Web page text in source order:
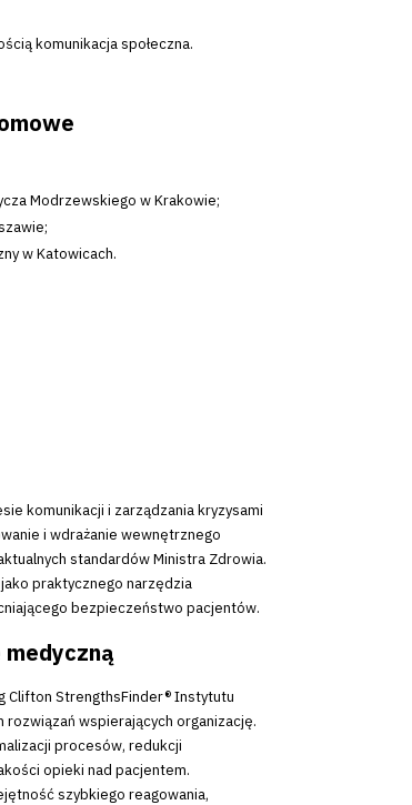
komunikacja społeczna.
Modrzewskiego w Krakowie;
w Katowicach.
komunikacji i zarządzania kryzysami
i wdrażanie wewnętrznego
standardów Ministra Zdrowia.
praktycznego narzędzia
bezpieczeństwo pacjentów.
Clifton StrengthsFinder® Instytutu
rozwiązań wspierających organizację.
procesów, redukcji
opieki nad pacjentem.
szybkiego reagowania,